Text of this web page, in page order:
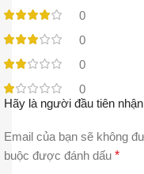
0
0
0
0
Hãy là người đầu tiên
Email của bạn sẽ không
buộc được đánh dấu *